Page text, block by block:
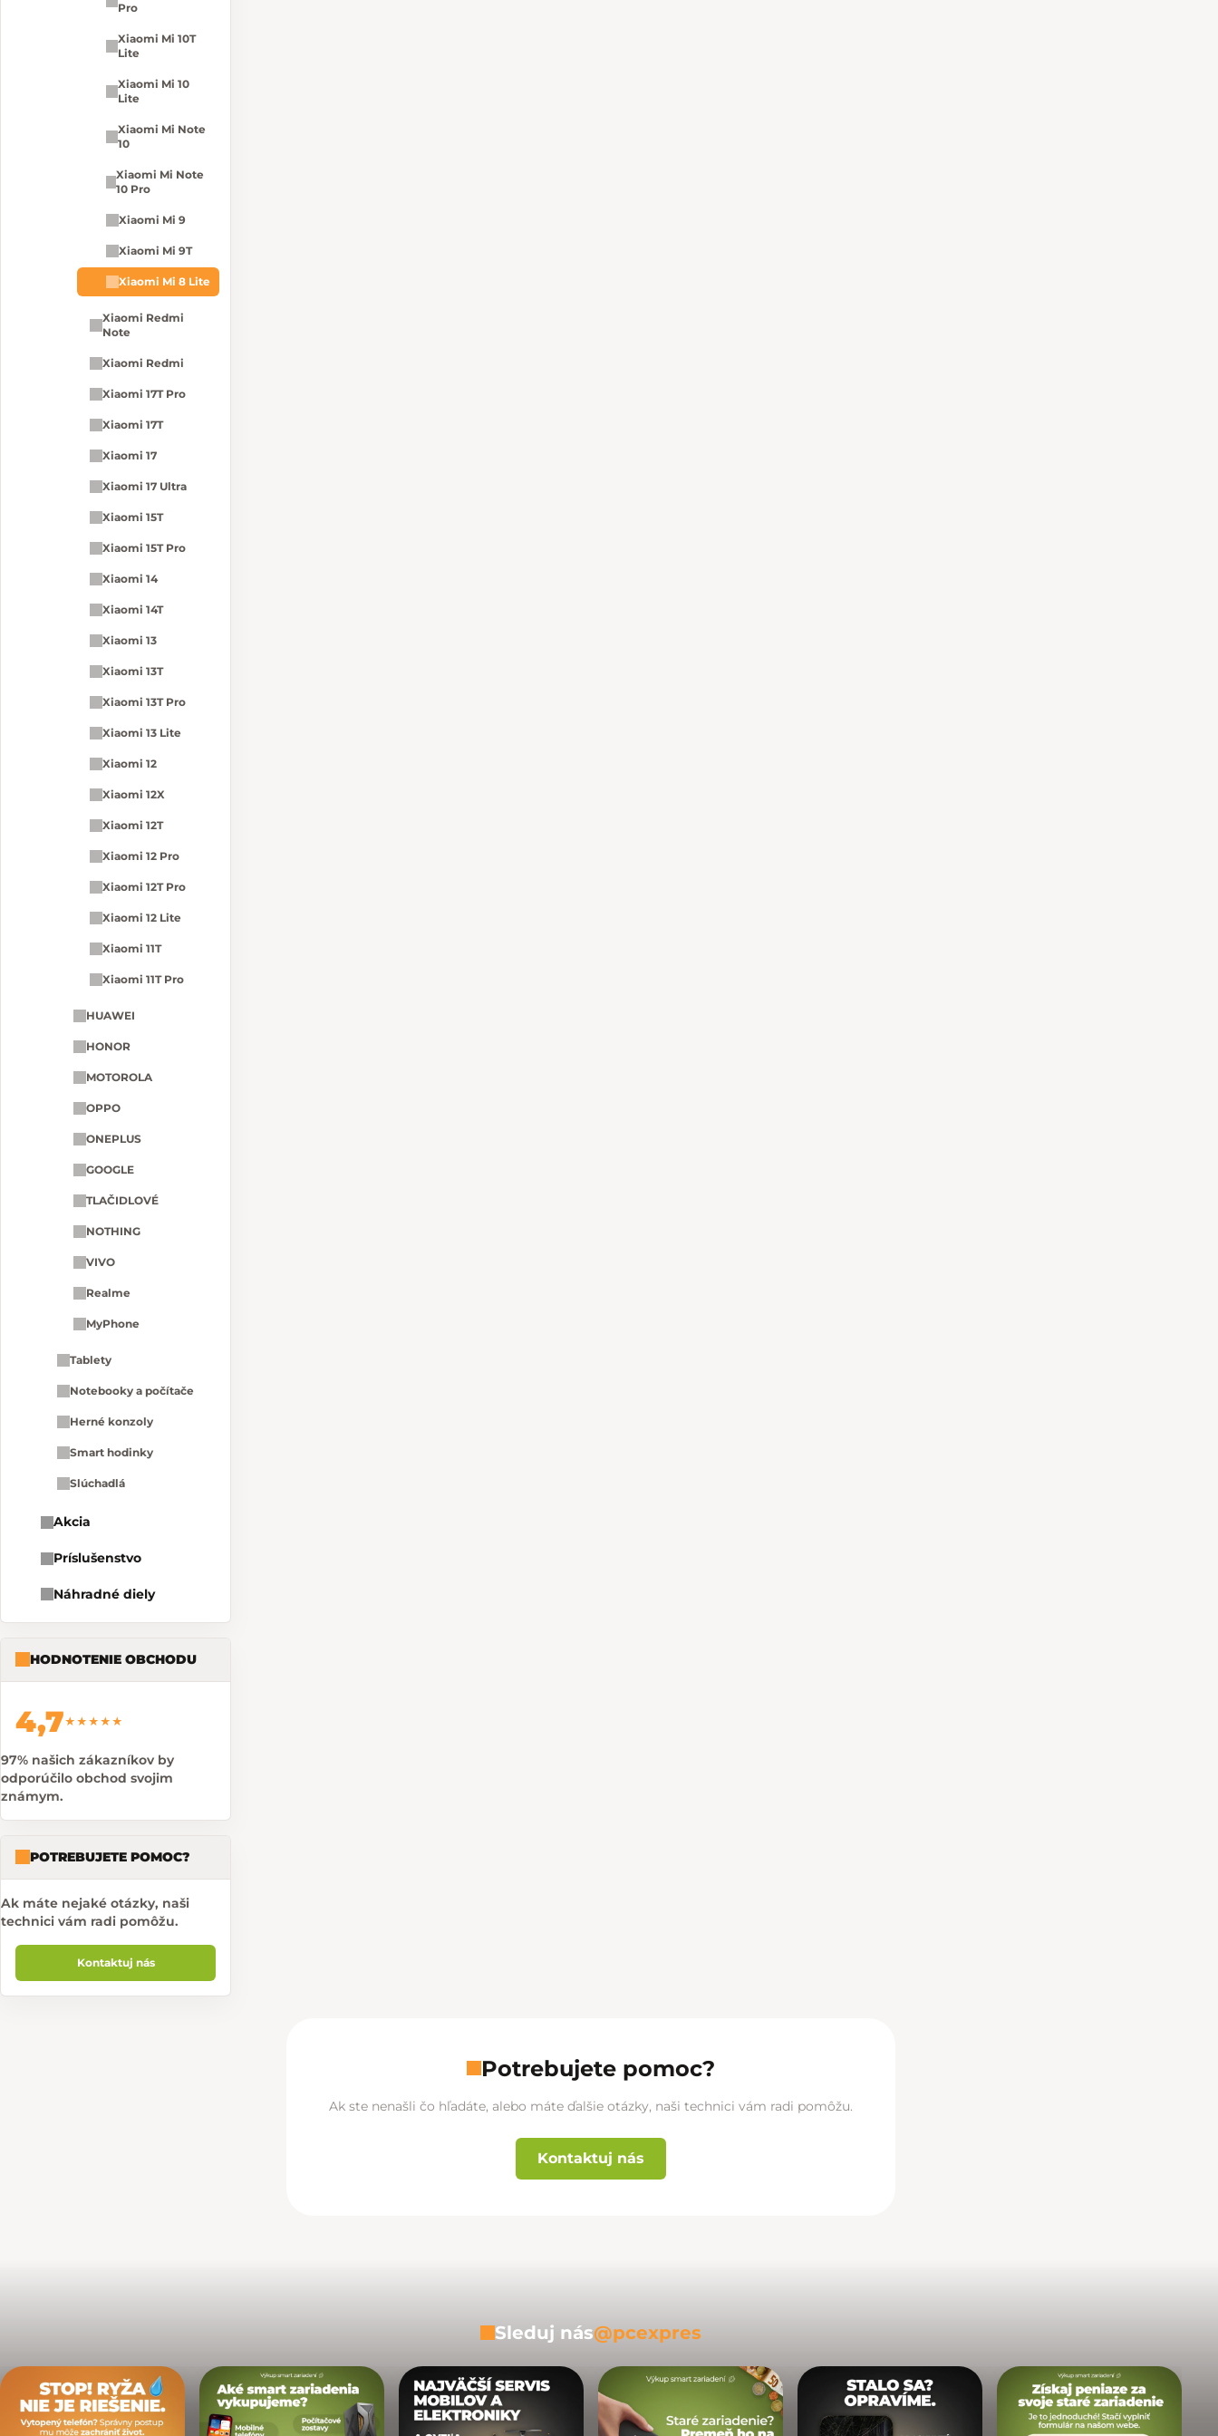
Pro
Xiaomi Mi 10T
Lite
Xiaomi Mi 10
Lite
Xiaomi Mi Note
10
Xiaomi Mi Note
10 Pro
Xiaomi Mi 9
Xiaomi Mi 9T
Xiaomi Mi 8 Lite
Xiaomi Redmi
Note
Xiaomi Redmi
Xiaomi 17T Pro
Xiaomi 17T
Xiaomi 17
Xiaomi 17 Ultra
Xiaomi 15T
Xiaomi 15T Pro
Xiaomi 14
Xiaomi 14T
Xiaomi 13
Xiaomi 13T
Xiaomi 13T Pro
Xiaomi 13 Lite
Xiaomi 12
Xiaomi 12X
Xiaomi 12T
Xiaomi 12 Pro
Xiaomi 12T Pro
Xiaomi 12 Lite
Xiaomi 11T
Xiaomi 11T Pro
HUAWEI
HONOR
MOTOROLA
OPPO
ONEPLUS
GOOGLE
TLAČIDLOVÉ
NOTHING
VIVO
Realme
MyPhone
Tablety
Notebooky a počítače
Herné konzoly
Smart hodinky
Slúchadlá
Akcia
Príslušenstvo
Náhradné diely
HODNOTENIE OBCHODU
4,7★★★★★
97% našich zákazníkov by
odporúčilo obchod svojim
známym.
POTREBUJETE POMOC?
Ak máte nejaké otázky, naši
technici vám radi pomôžu.
Kontaktuj nás
Potrebujete pomoc?
Ak ste nenašli čo hľadáte, alebo máte ďalšie otázky, naši technici vám radi pomôžu.
Kontaktuj nás
Sleduj nás@pcexpres